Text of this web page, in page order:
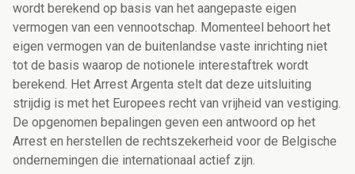
wordt berekend op basis van het aangepaste eigen
vermogen van een vennootschap. Momenteel behoort het
eigen vermogen van de buitenlandse vaste inrichting niet
tot de basis waarop de notionele interestaftrek wordt
berekend. Het Arrest Argenta stelt dat deze uitsluiting
strijdig is met het Europees recht van vrijheid van vestiging.
De opgenomen bepalingen geven een antwoord op het
Arrest en herstellen de rechtszekerheid voor de Belgische
ondernemingen die internationaal actief zijn.